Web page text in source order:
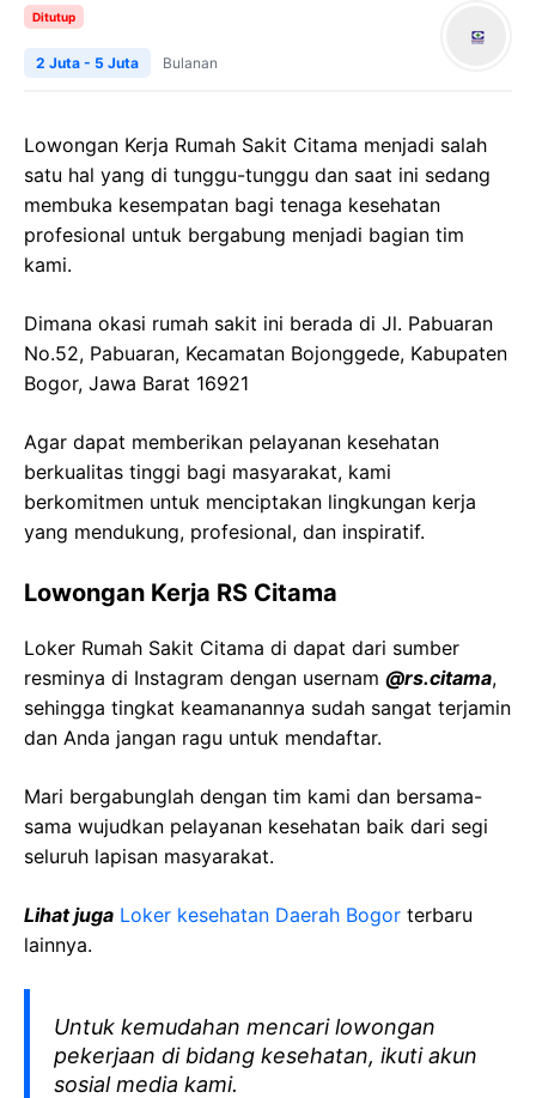
Ditutup
2 Juta - 5 Juta Bulanan
Lowongan Kerja Rumah Sakit Citama menjadi salah
satu hal yang di tunggu-tunggu dan saat ini sedang
membuka kesempatan bagi tenaga kesehatan
profesional untuk bergabung menjadi bagian tim
kami.
Dimana okasi rumah sakit ini berada di Jl. Pabuaran
No.52, Pabuaran, Kecamatan Bojonggede, Kabupaten
Bogor, Jawa Barat 16921
Agar dapat memberikan pelayanan kesehatan
berkualitas tinggi bagi masyarakat, kami
berkomitmen untuk menciptakan lingkungan kerja
yang mendukung, profesional, dan inspiratif.
Lowongan Kerja RS Citama
Loker Rumah Sakit Citama di dapat dari sumber
resminya di Instagram dengan usernam @rs.citama,
sehingga tingkat keamanannya sudah sangat terjamin
dan Anda jangan ragu untuk mendaftar.
Mari bergabunglah dengan tim kami dan bersama-
sama wujudkan pelayanan kesehatan baik dari segi
seluruh lapisan masyarakat.
Lihat juga Loker kesehatan Daerah Bogor terbaru
lainnya.
Untuk kemudahan mencari lowongan
pekerjaan di bidang kesehatan, ikuti akun
sosial media kami.